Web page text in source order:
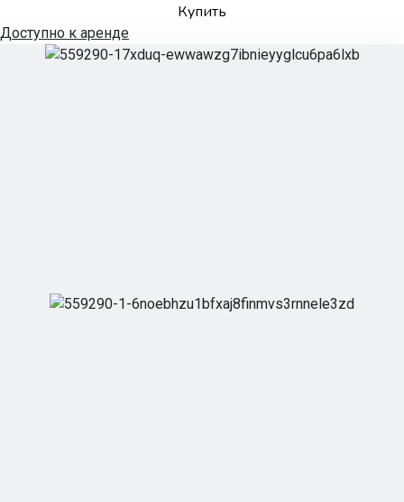
Купить
Доступно к аренде